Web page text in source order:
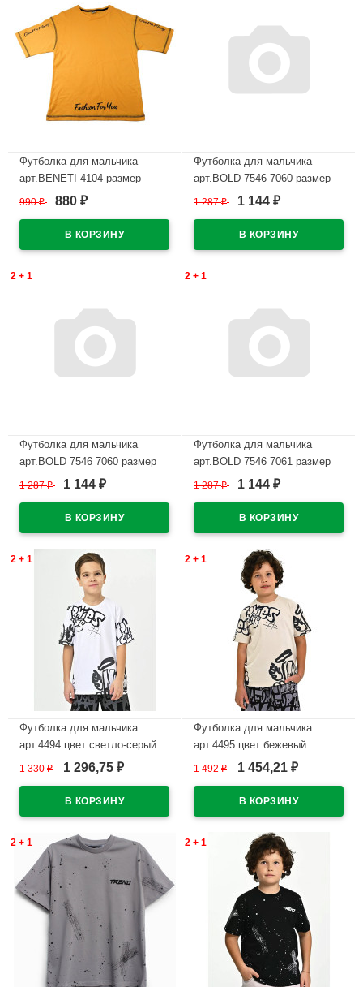
Футболка для мальчика
арт.BENETI 4104 размер
36/140-44/164 цвет манго
990₽ 880 ₽
Футболка для мальчика
арт.BOLD 7546 7060 размер
36/140-48/176 цвет белый
1 287₽ 1 144 ₽
2 + 1
Футболка для мальчика
арт.BOLD 7546 7060 размер
36/140-48/176 цвет черный
1 287₽ 1 144 ₽
2 + 1
Футболка для мальчика
арт.BOLD 7546 7061 размер
36/140-48/176 цвет черный
1 287₽ 1 144 ₽
2 + 1
Футболка для мальчика
арт.4494 цвет светло-серый
В наличии
1 330₽ 1 296,75 ₽
2 + 1
Футболка для мальчика
арт.4495 цвет бежевый
В наличии
1 492₽ 1 454,21 ₽
2 + 1 2 + 1